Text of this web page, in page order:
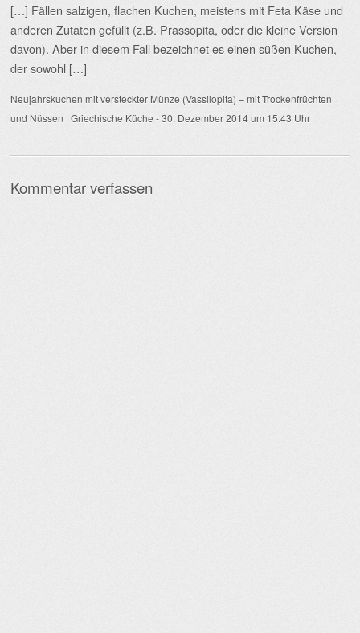
[…] Fällen salzigen, flachen Kuchen, meistens mit Feta Käse und
anderen Zutaten gefüllt (z.B. Prassopita, oder die kleine Version
davon). Aber in diesem Fall bezeichnet es einen süßen Kuchen,
der sowohl […]
Neujahrskuchen mit versteckter Münze (Vassilopita) – mit Trockenfrüchten
und Nüssen | Griechische Küche -30. Dezember 2014 um 15:43 Uhr
Kommentar verfassen